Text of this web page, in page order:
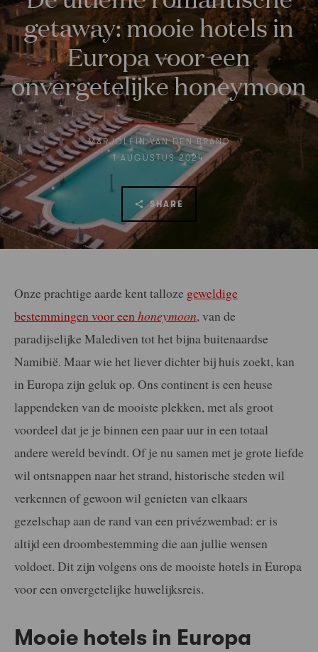
getaway: mooie hotels in
Europa voor een
onvergetelijke honeymoon
MARJOLEIN VAN DEN BRAND
1 AUGUSTUS 2024
SHARE
Onze prachtige aarde kent talloze geweldige
bestemmingen voor eenhoneymoon, van de
paradijselijke Malediven tot het bijna buitenaardse
Namibië. Maar wie het liever dichter bij huis zoekt, kan
in Europa zijn geluk op. Ons continent is een heuse
lappendeken van de mooiste plekken, met als groot
voordeel dat je je binnen een paar uur in een totaal
andere wereld bevindt. Of je nu samen met je grote liefde
wil ontsnappen naar het strand, historische steden wil
verkennen of gewoon wil genieten van elkaars
gezelschap aan de rand van een privézwembad: er is
altijd een droombestemming die aan jullie wensen
voldoet. Dit zijn volgens ons de mooiste hotels in Europa
voor een onvergetelijke huwelijksreis.
Mooie hotels in Europa